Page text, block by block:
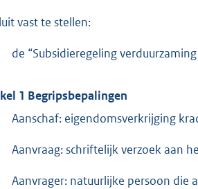
vast te stellen:
de “Subsidieregeling
1 Begripsbepalingen
Aanschaf: eigendomsverkrijging
Aanvraag: schriftelijk verzoek aan
Aanvrager: natuurlijke persoon die